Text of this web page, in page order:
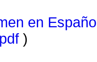
en
pdf )